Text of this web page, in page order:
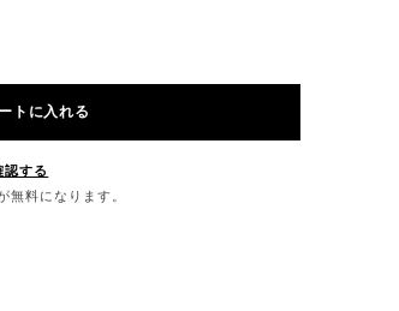
トに入れる
認する
料になります。